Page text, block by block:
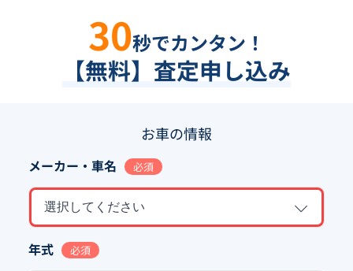
30秒でカンタン！
【無料】査定申し込み
お車の情報
メーカー・車名 必須
選択してください
年式 必須